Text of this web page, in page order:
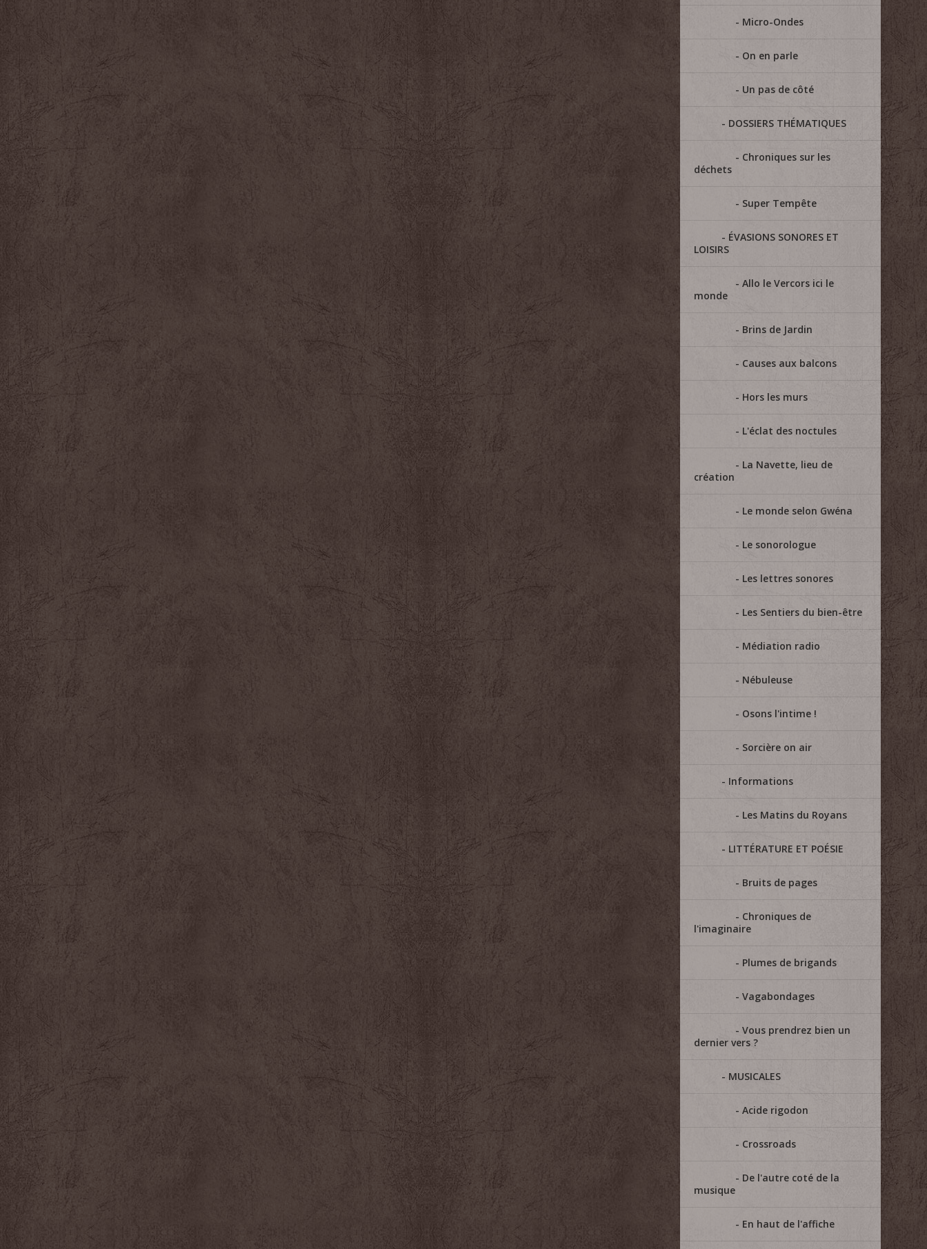
Micro-Ondes
On en parle
Un pas de côté
DOSSIERS THÉMATIQUES
Chroniques sur les
déchets
Super Tempête
ÉVASIONS SONORES ET
LOISIRS
Allo le Vercors ici le
monde
Brins de Jardin
Causes aux balcons
Hors les murs
L'éclat des noctules
La Navette, lieu de
création
Le monde selon Gwéna
Le sonorologue
Les lettres sonores
Les Sentiers du bien-être
Médiation radio
Nébuleuse
Osons l'intime !
Sorcière on air
Informations
Les Matins du Royans
LITTÉRATURE ET POÉSIE
Bruits de pages
Chroniques de
l'imaginaire
Plumes de brigands
Vagabondages
Vous prendrez bien un
dernier vers ?
MUSICALES
Acide rigodon
Crossroads
De l'autre coté de la
musique
En haut de l'affiche